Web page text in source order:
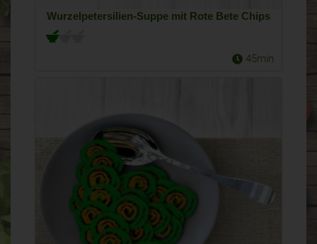
Wurzelpetersilien-Suppe mit Rote Bete Chips
45min